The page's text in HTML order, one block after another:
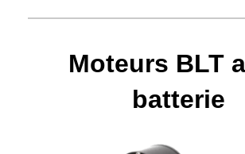
Moteurs BLT
batterie